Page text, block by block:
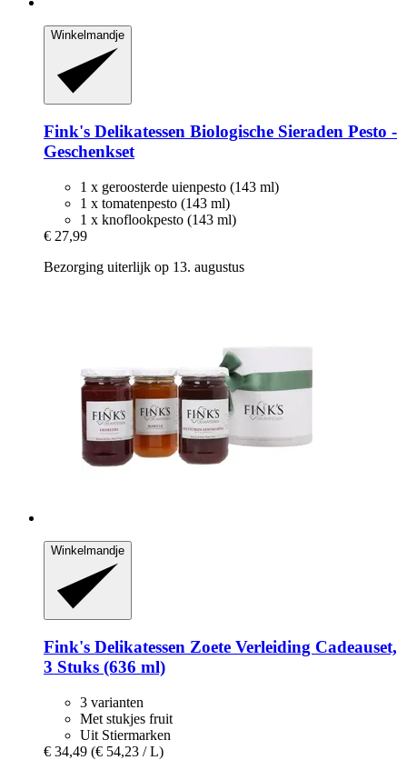
Winkelmandje
Fink's Delikatessen Biologische Sieraden Pesto -​
Geschenkset
1 x geroosterde uienpesto (143 ml)
1 x tomatenpesto (143 ml)
1 x knoflookpesto (143 ml)
€ 27,99
Bezorging uiterlijk op 13. augustus
Winkelmandje
Fink's Delikatessen Zoete Verleiding Cadeauset,
3 Stuks (636 ml)
3 varianten
Met stukjes fruit
Uit Stiermarken
€ 34,49 (€ 54,23 / L)